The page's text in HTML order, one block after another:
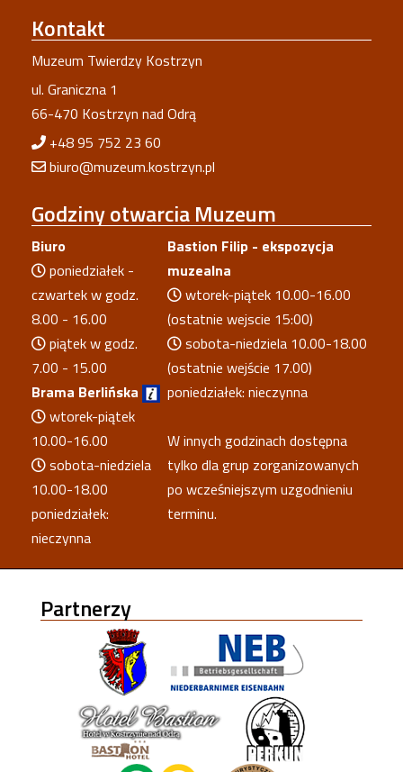
Kontakt
Muzeum Twierdzy Kostrzyn
ul. Graniczna 1
66-470 Kostrzyn nad Odrą
+48 95 752 23 60
biuro@muzeum.kostrzyn.pl
Godzinyotwarcia Muzeum
Biuro
poniedziałek -
czwartek w godz.
8.00 - 16.00
piątek w godz.
7.00 - 15.00
Brama Berlińska
wtorek-piątek
10.00-16.00
sobota-niedziela
10.00-18.00
poniedziałek:
nieczynna
Bastion Filip - ekspozycja
muzealna
wtorek-piątek 10.00-16.00
(ostatnie wejscie 15:00)
sobota-niedziela 10.00-18.00
(ostatnie wejście 17.00)
poniedziałek: nieczynna
W innych godzinach dostępna
tylko dla grup zorganizowanych
po wcześniejszym uzgodnieniu
terminu.
Partnerzy